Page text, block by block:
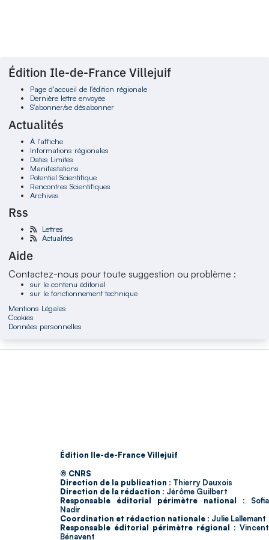
Édition Ile-de-France Villejuif
Page d'accueil de l'édition régionale
Dernière lettre envoyée
S'abonner/se désabonner
Actualités
À l'affiche
Informations régionales
Dates Limites
Manifestations
Potentiel Scientifique
Rencontres Scientifiques
Archives
Rss
Lettres
Actualités
Aide
Contactez-nous pour toute suggestion ou problème :
sur le contenu éditorial
sur le fonctionnement technique
Mentions Légales
Cookies
Données personnelles
Édition Ile-de-France Villejuif
© CNRS
Direction de la publication : Thierry Dauxois
Direction de la rédaction : Jérôme Guilbert
Responsable éditorial périmètre national : Sofia
Nadir
Coordination et rédaction nationale : Julie Lallemant
Responsable éditorial périmètre régional : Vincent
Bénavent